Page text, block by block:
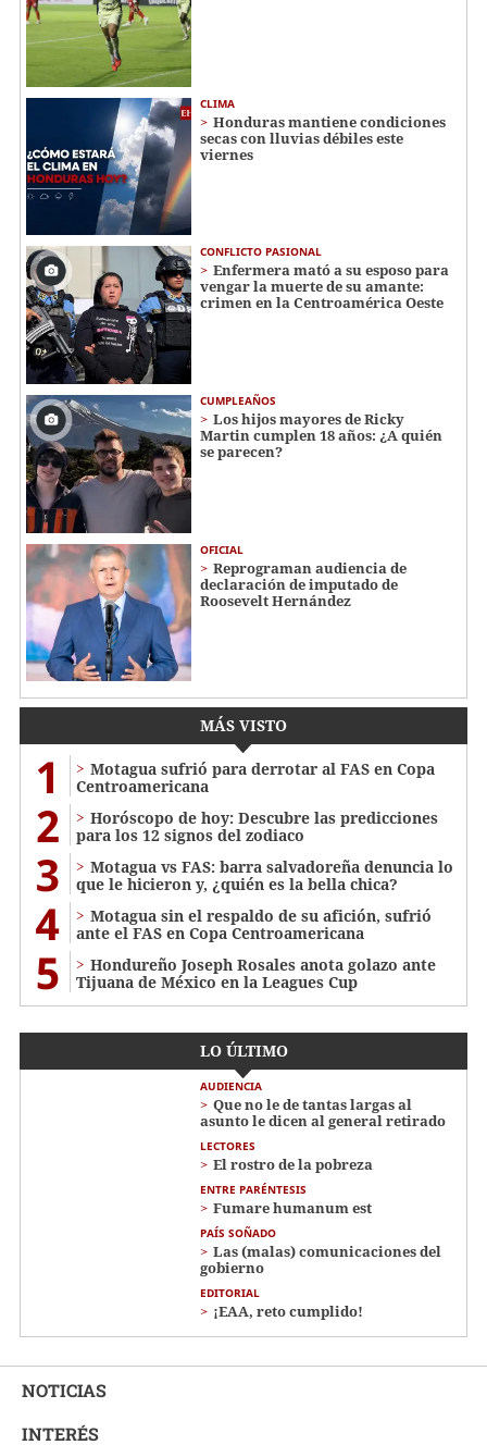
CLIMA
Honduras mantiene condiciones
secas con lluvias débiles este
viernes
CONFLICTO PASIONAL
Enfermera mató a su esposo para
vengar la muerte de su amante:
crimen en la Centroamérica Oeste
CUMPLEAÑOS
Los hijos mayores de Ricky
Martin cumplen 18 años: ¿A quién
se parecen?
OFICIAL
Reprograman audiencia de
declaración de imputado de
Roosevelt Hernández
MÁS VISTO
1
Motagua sufrió para derrotar al FAS en Copa
Centroamericana
2
Horóscopo de hoy: Descubre las predicciones
para los 12 signos del zodiaco
3
Motagua vs FAS: barra salvadoreña denuncia lo
que le hicieron y, ¿quién es la bella chica?
4
Motagua sin el respaldo de su afición, sufrió
ante el FAS en Copa Centroamericana
5
Hondureño Joseph Rosales anota golazo ante
Tijuana de México en la Leagues Cup
LO ÚLTIMO
AUDIENCIA
Que no le de tantas largas al
asunto le dicen al general retirado
LECTORES
El rostro de la pobreza
ENTRE PARÉNTESIS
Fumare humanum est
PAÍS SOÑADO
Las (malas) comunicaciones del
gobierno
EDITORIAL
¡EAA, reto cumplido!
NOTICIAS
INTERÉS